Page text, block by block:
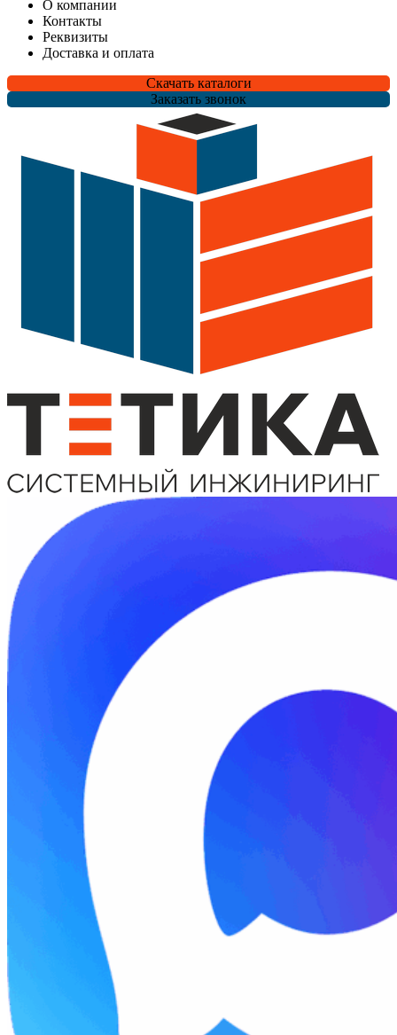
О компании
Контакты
Реквизиты
Доставка и оплата
Скачать каталоги
Заказать звонок